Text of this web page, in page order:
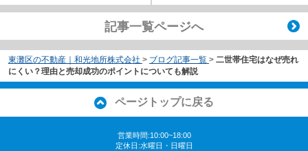
記事一覧ページへ
東灘区の不動産｜和光地所株式会社 > ブログ記事一覧 > 二世帯住宅はなぜ売れ
にくい？理由と売却成功のポイントについても解説
ページトップに戻る
営業時間:10:00~18:00
定休日:水曜日・日曜日